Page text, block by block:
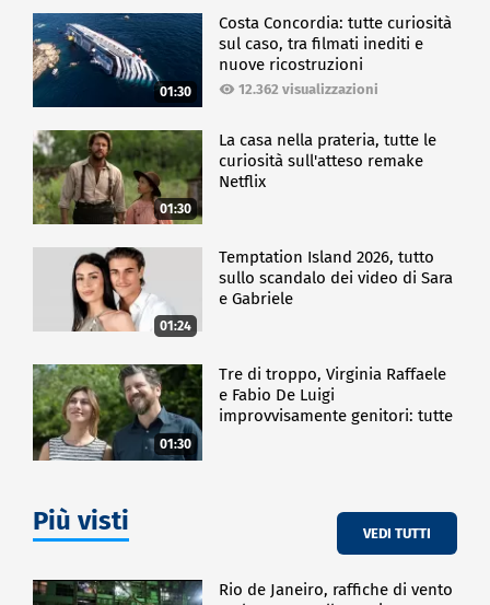
01:30
Costa Concordia: tutte curiosità
sul caso, tra filmati inediti e
nuove ricostruzioni
12.362 visualizzazioni
01:30
La casa nella prateria, tutte le
curiosità sull'atteso remake
Netflix
01:24
Temptation Island 2026, tutto
sullo scandalo dei video di Sara
e Gabriele
01:30
Tre di troppo, Virginia Raffaele
e Fabio De Luigi
improvvisamente genitori: tutte
Più visti VEDI TUTTI
Rio de Janeiro, raffiche di vento